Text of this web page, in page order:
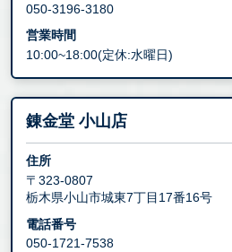
050-3196-3180
営業時間
10:00~18:00(定休:水曜日)
錬金堂 小山店
住所
〒323-0807
栃木県小山市城東7丁目17番16号
電話番号
050-1721-7538